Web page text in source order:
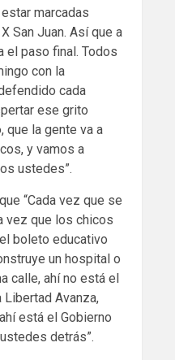
marcadas
San Juan. Así que a
el paso final. Todos
con la
cada
ese grito
que la gente va a
y vamos a
ustedes”.
“Cada vez que se
vez que los chicos
boleto educativo
un hospital o
calle, ahí no está el
Libertad Avanza,
está el Gobierno
detrás”.